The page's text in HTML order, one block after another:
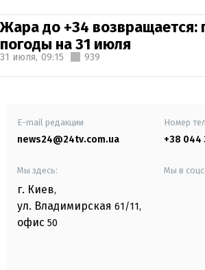
Жара до +34 возвращается:
погоды на 31 июля
31 июля, 09:15 939
E-mail редакции
news24@24tv.com.ua
Номер
+38 044
Мы здесь:
г. Киев,
ул. Владимирская 61/11,
офис 50
Мы в